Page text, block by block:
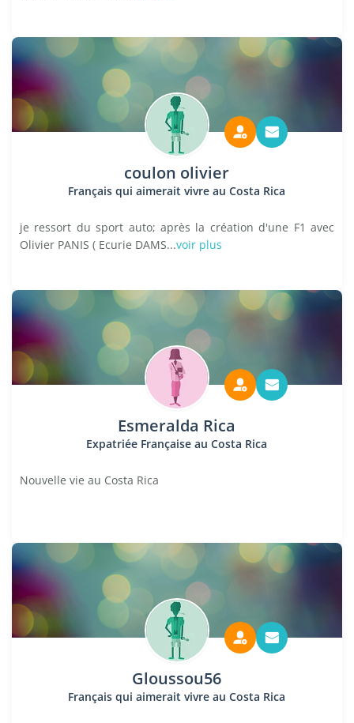
coulon olivier
Français qui aimerait vivre au Costa Rica
je ressort du sport auto; après la création d'une F1 avec
Olivier PANIS ( Ecurie DAMS...voir plus
Esmeralda Rica
Expatriée Française au Costa Rica
Nouvelle vie au Costa Rica
Gloussou56
Français qui aimerait vivre au Costa Rica